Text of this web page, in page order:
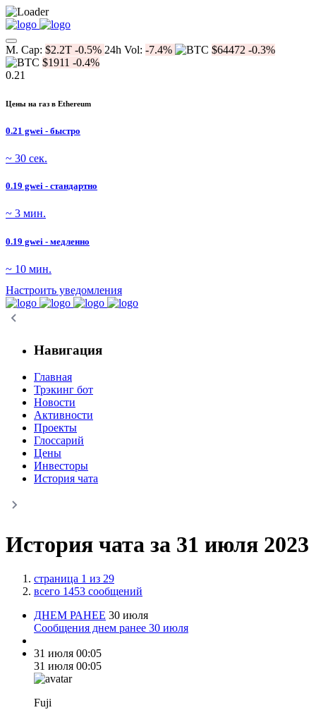
M. Cap: $2.2T -0.5% 24h Vol: -7.4% $64472 -0.3%
$1911 -0.4%
0.21
Цены на газ в Ethereum
0.21 gwei - быстро
~ 30 сек.
0.19 gwei - стандартно
~ 3 мин.
0.19 gwei - медленно
~ 10 мин.
Настроить уведомления
Навигация
Главная
Трэкинг бот
Новости
Активности
Проекты
Глоссарий
Цены
Инвесторы
История чата
История чата за 31 июля 2023
страница 1 из 29
всего 1453 сообщений
ДНЕМ РАНЕЕ 30 июля
Сообщения днем ранее 30 июля
31 июля 00:05
31 июля 00:05
Fuji